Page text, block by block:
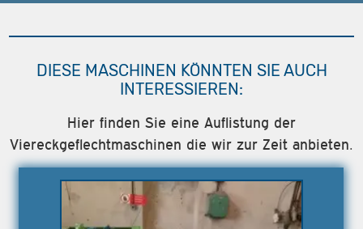
DIESE MASCHINEN KÖNNTEN SIE AUCH
INTERESSIEREN:
Hier finden Sie eine Auflistung der
Viereckgeflechtmaschinen die wir zur Zeit anbieten.